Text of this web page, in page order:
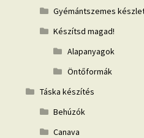
Gyémántszemes
Készítsd magad!
Alapanyagok
Öntőformák
Táska készítés
Behúzók
Canava